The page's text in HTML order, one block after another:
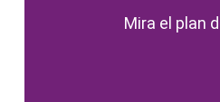
Mira el plan